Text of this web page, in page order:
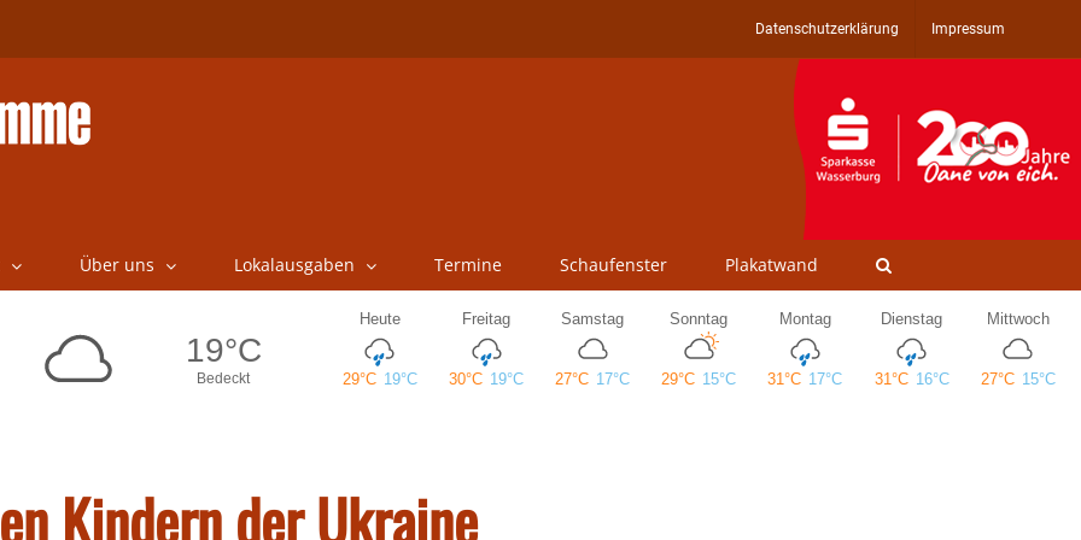
Datenschutzerklärung Impressum
Über uns Lokalausgaben Termine Schaufenster Plakatwand
Kindern der Ukraine